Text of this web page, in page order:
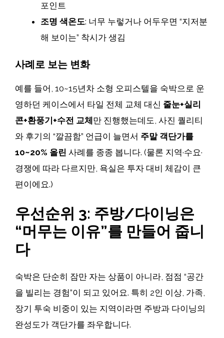
포인트
조명 색온도: 너무 누렇거나 어두우면 “지저분
해 보이는” 착시가 생김
사례로 보는 변화
예를 들어, 10~15년차 소형 오피스텔을 숙박으로 운
영하던 케이스에서 타일 전체 교체 대신 줄눈+실리
콘+환풍기+수전 교체만 진행했는데도, 사진 퀄리티
와 후기의 “깔끔함” 언급이 늘면서 주말 객단가를
10~20% 올린 사례를 종종 봅니다. (물론 지역·수요·
경쟁에 따라 다르지만, 욕실은 투자 대비 체감이 큰
편이에요.)
우선순위 3: 주방/다이닝은
“머무는 이유”를 만들어 줍니
다
숙박은 단순히 잠만 자는 상품이 아니라, 점점 “공간
을 빌리는 경험”이 되고 있어요. 특히 2인 이상, 가족,
장기 투숙 비중이 있는 지역이라면 주방과 다이닝의
완성도가 객단가를 좌우합니다.